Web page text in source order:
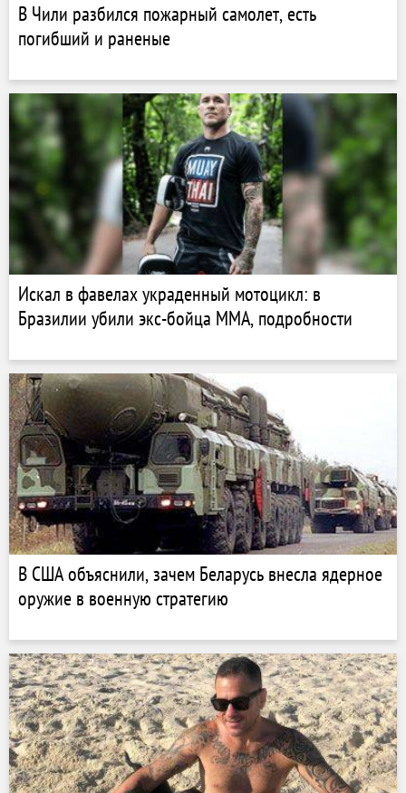
В Чили разбился пожарный самолет, есть
погибший и раненые
Искал в фавелах украденный мотоцикл: в
Бразилии убили экс-бойца ММА, подробности
В США объяснили, зачем Беларусь внесла ядерное
оружие в военную стратегию